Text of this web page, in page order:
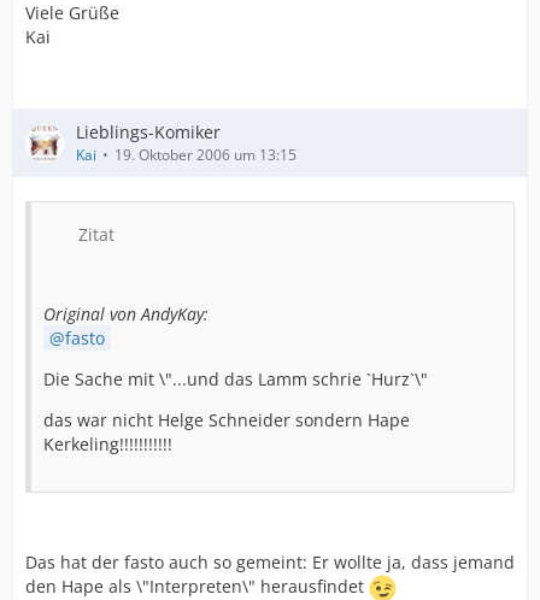
Viele Grüße
Kai
Lieblings-Komiker
Kai 19. Oktober 2006 um 13:15
Zitat
Original von AndyKay:
fasto
Die Sache mit \"...und das Lamm schrie `Hurz`\"
das war nicht Helge Schneider sondern Hape
Kerkeling!!!!!!!!!!!
Das hat der fasto auch so gemeint: Er wollte ja, dass jemand
den Hape als \"Interpreten\" herausfindet